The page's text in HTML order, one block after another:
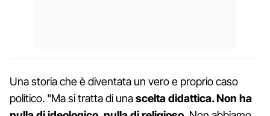
Una storia che è diventata un vero e proprio caso
politico. "Ma si tratta di unascelta didattica. Non ha